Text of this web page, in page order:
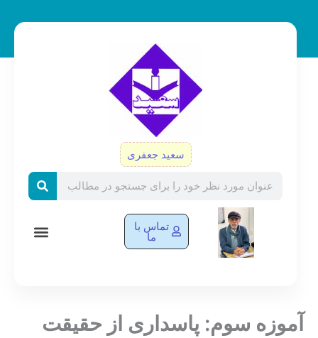
سعید جعفری
تماس با
ما
آموزه سوم: پاسداری از حقیقت